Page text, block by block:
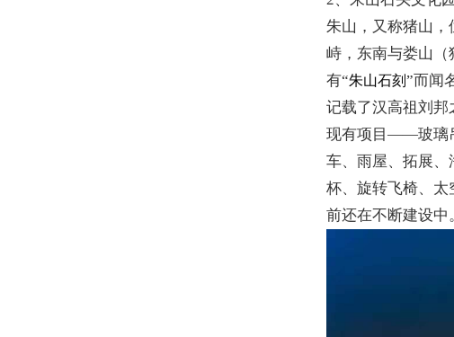
朱山，又称猪山
峙，东南与娄山（
有“朱山石刻”而闻
记载了汉高祖刘邦
现有项目——玻璃
车、雨屋、拓展
杯、旋转飞椅、太
前还在不断建设中